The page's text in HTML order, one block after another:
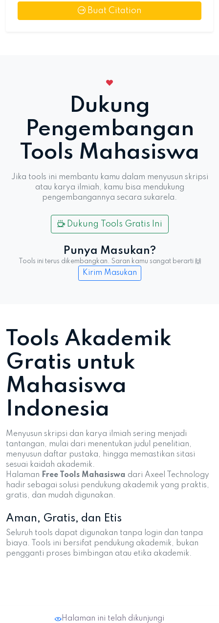
Buat Citation
Dukung
Pengembangan
Tools Mahasiswa
Jika tools ini membantu kamu dalam menyusun skripsi
atau karya ilmiah, kamu bisa mendukung
pengembangannya secara sukarela.
Dukung Tools Gratis Ini
Punya Masukan?
Tools ini terus dikembangkan. Saran kamu sangat berarti 🙌
Kirim Masukan
Tools Akademik
Gratis untuk
Mahasiswa
Indonesia
Menyusun skripsi dan karya ilmiah sering menjadi
tantangan, mulai dari menentukan judul penelitian,
menyusun daftar pustaka, hingga memastikan sitasi
sesuai kaidah akademik.
Halaman Free Tools Mahasiswa dari Axeel Technology
hadir sebagai solusi pendukung akademik yang praktis,
gratis, dan mudah digunakan.
Aman, Gratis, dan Etis
Seluruh tools dapat digunakan tanpa login dan tanpa
biaya. Tools ini bersifat pendukung akademik, bukan
pengganti proses bimbingan atau etika akademik.
Halaman ini telah dikunjungi